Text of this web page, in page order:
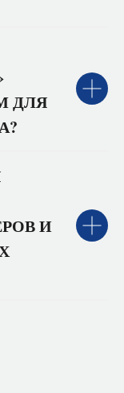
ДЛЯ
И